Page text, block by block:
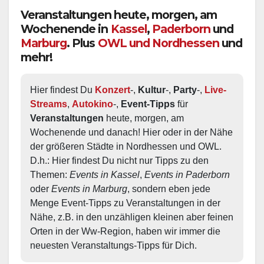
Veranstaltungen heute, morgen, am
Wochenende in Kassel, Paderborn und
Marburg. Plus OWL und Nordhessen und
mehr!
Hier findest Du Konzert-, Kultur-, Party-, Live-
Streams, Autokino-, Event-Tipps
Veranstaltungen heute, morgen, am
Wochenende und danach! Hier oder in der Nähe
der größeren Städte in Nordhessen und OWL.
D.h.: Hier findest Du nicht nur Tipps zu den
Themen: Events in Kassel, Events in Paderborn
oder Events in Marburg, sondern eben jede
Menge Event-Tipps zu Veranstaltungen in der
Nähe, z.B. in den unzähligen kleinen aber feinen
Orten in der Ww-Region, haben wir immer die
neuesten Veranstaltungs-Tipps für Dich.